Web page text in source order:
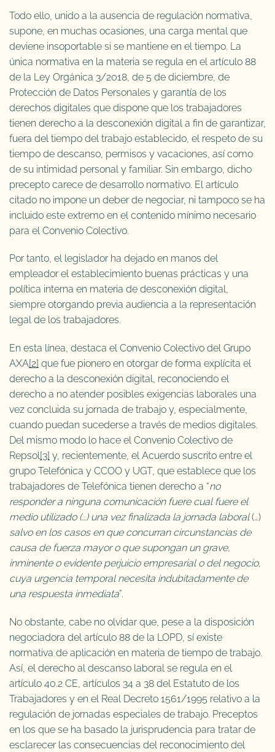
Todo ello, unido a la ausencia de regulación normativa,
supone, en muchas ocasiones, una carga mental que
deviene insoportable si se mantiene en el tiempo. La
única normativa en la materia se regula en el artículo 88
de la Ley Orgánica 3/2018, de 5 de diciembre, de
Protección de Datos Personales y garantía de los
derechos digitales que dispone que los trabajadores
tienen derecho a la desconexión digital a fin de garantizar,
fuera del tiempo del trabajo establecido, el respeto de su
tiempo de descanso, permisos y vacaciones, así como
de su intimidad personal y familiar. Sin embargo, dicho
precepto carece de desarrollo normativo. El artículo
citado no impone un deber de negociar, ni tampoco se ha
incluido este extremo en el contenido mínimo necesario
para el Convenio Colectivo.
Por tanto, el legislador ha dejado en manos del
empleador el establecimiento buenas prácticas y una
política interna en materia de desconexión digital,
siempre otorgando previa audiencia a la representación
legal de los trabajadores.
En esta línea, destaca el Convenio Colectivo del Grupo
AXA[2] que fue pionero en otorgar de forma explícita el
derecho a la desconexión digital, reconociendo el
derecho a no atender posibles exigencias laborales una
vez concluida su jornada de trabajo y, especialmente,
cuando puedan sucederse a través de medios digitales.
Del mismo modo lo hace el Convenio Colectivo de
Repsol[3] y, recientemente, el Acuerdo suscrito entre el
grupo Telefónica y CCOO y UGT, que establece que los
trabajadores de Telefónica tienen derecho a “no
responder a ninguna comunicación fuere cual fuere el
medio utilizado (…) una vez finalizada la jornada laboral(…)
salvo en los casos en que concurran circunstancias de
causa de fuerza mayor o que supongan un grave,
inminente o evidente perjuicio empresarial o del negocio,
cuya urgencia temporal necesita indubitadamente de
una respuesta inmediata”.
No obstante, cabe no olvidar que, pese a la disposición
negociadora del artículo 88 de la LOPD, sí existe
normativa de aplicación en materia de tiempo de trabajo.
Así, el derecho al descanso laboral se regula en el
artículo 40.2 CE, artículos 34 a 38 del Estatuto de los
Trabajadores y en el Real Decreto 1561/1995 relativo a la
regulación de jornadas especiales de trabajo. Preceptos
en los que se ha basado la jurisprudencia para tratar de
esclarecer las consecuencias del reconocimiento del